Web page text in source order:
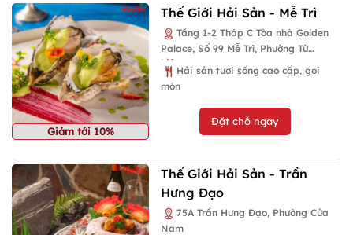
Giảm tới 10%
Thế Giới Hải Sản - Mễ Trì
Tầng 1-2 Tháp C Tòa nhà Golden
Palace, Số 99 Mễ Trì, Phường Từ
Liêm
Hải sản tươi sống cao cấp, gọi
món
Đặt chỗ ngay
Thế Giới Hải Sản - Trần
Hưng Đạo
75A Trần Hưng Đạo, Phường Cửa
Nam